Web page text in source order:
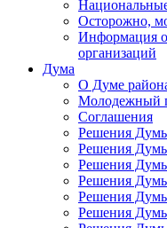
Осторожно,
Информация
организаций
Дума
О Думе
Молодежный
Соглашения
Решения
Решения
Решения
Решения
Решения
Решения